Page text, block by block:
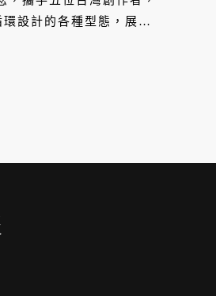
設計的各種型態，展覽